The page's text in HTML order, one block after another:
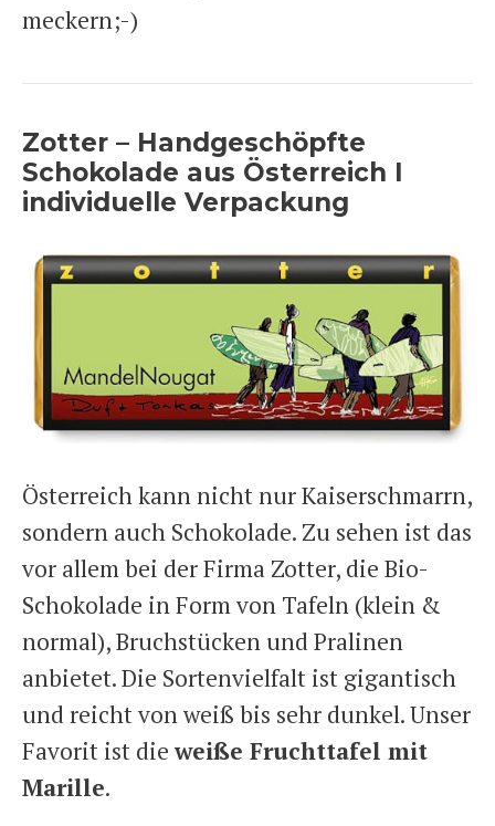
meckern;-)
Zotter – Handgeschöpfte
Schokolade aus Österreich I
individuelle Verpackung
Österreich kann nicht nur Kaiserschmarrn,
sondern auch Schokolade. Zu sehen ist das
vor allem bei der Firma Zotter, die Bio-
Schokolade in Form von Tafeln (klein &
normal), Bruchstücken und Pralinen
anbietet. Die Sortenvielfalt ist gigantisch
und reicht von weiß bis sehr dunkel. Unser
Favorit ist dieweiße Fruchttafel mit
Marille.